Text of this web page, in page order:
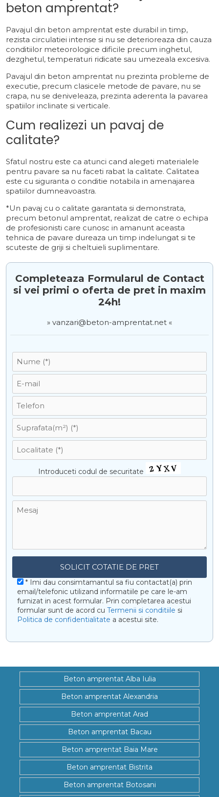
beton amprentat?
Pavajul din beton amprentat este durabil in timp,
rezista circulatiei intense si nu se deterioreaza din cauza
conditiilor meteorologice dificile precum inghetul,
dezghetul, temperaturi ridicate sau umezeala excesiva.
Pavajul din beton amprentat nu prezinta probleme de
executie, precum clasicele metode de pavare, nu se
crapa, nu se deniveleaza, prezinta aderenta la pavarea
spatiilor inclinate si verticale.
Cum realizezi un pavaj de
calitate?
Sfatul nostru este ca atunci cand alegeti materialele
pentru pavare sa nu faceti rabat la calitate. Calitatea
este cu siguranta o conditie notabila in amenajarea
spatiilor dumneavoastra.
*Un pavaj cu o calitate garantata si demonstrata,
precum betonul amprentat, realizat de catre o echipa
de profesionisti care cunosc in amanunt aceasta
tehnica de pavare dureaza un timp indelungat si te
scuteste de griji si cheltuieli suplimentare.
Completeaza Formularul de Contact
si vei primi o oferta de pret in maxim
24h!
» vanzari@beton-amprentat.net «
Introduceti codul de securitate
* Imi dau consimtamantul sa fiu contactat(a) prin
email/telefonic utilizand informatiile pe care le-am
furnizat in acest formular. Prin completarea acestui
formular sunt de acord cuTermenii si conditiile si
Politica de confidentialitate a acestui site.
Beton amprentat Alba Iulia
Beton amprentat Alexandria
Beton amprentat Arad
Beton amprentat Bacau
Beton amprentat Baia Mare
Beton amprentat Bistrita
Beton amprentat Botosani